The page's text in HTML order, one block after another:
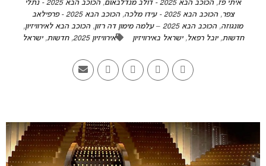
איתי פז,הכוכב הבא 2025 - דולב מנדלבאום ,
הכוכב הבא 2025 - נתלי
צפר,הכוכב הבא 2025 - עידו מלכה ,
הכוכב הבא 2025 - פרפילאב
מונגוזה,הכוכב הבא 2025 – עלמה מימון דה רזון ,הכוכב הבא לאירוויזיון,
חדשות,יובל רפאל,ישראל באירוויזיון אירוויזיון 2025 ,חדשות,ישראל